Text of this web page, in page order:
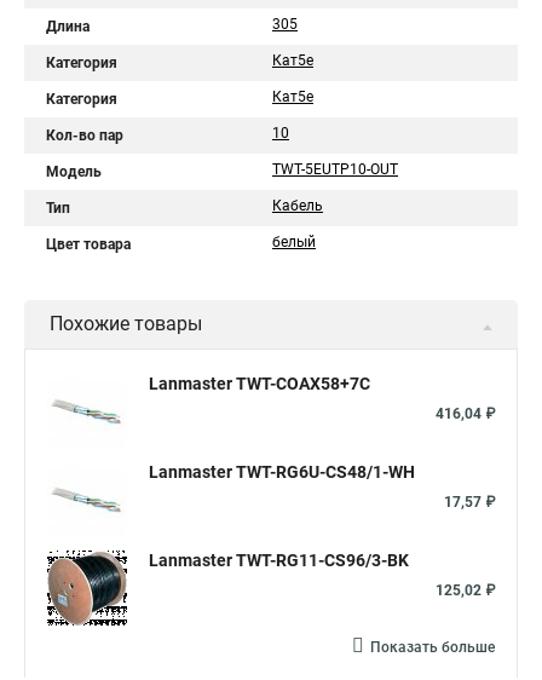
Длина 305
Категория Кат5е
Категория Кат5e
Кол-во пар 10
Модель TWT-5EUTP10-OUT
Тип Кабель
Цвет товара белый
Похожие товары
Lanmaster TWT-COAX58+7C
416,04 ₽
Lanmaster TWT-RG6U-CS48/1-WH
17,57 ₽
Lanmaster TWT-RG11-CS96/3-BK
125,02 ₽
Показать больше